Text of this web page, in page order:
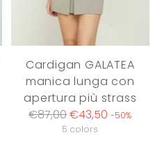
Cardigan GALATEA
manica lunga con
apertura più strass
Regular
€87,00€43,50 -50%
5 colors